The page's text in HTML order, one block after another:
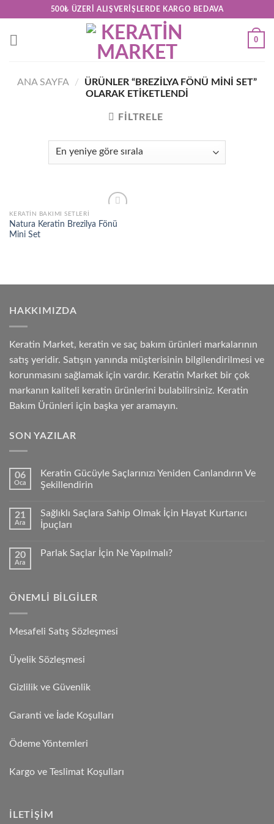
content
500₺ ÜZERI ALIŞVERIŞLERDE KARGO BEDAVA
0
ANA SAYFA /
ÜRÜNLER “BREZILYA FÖNÜ MINI SET”
OLARAK ETIKETLENDI
FILTRELE
Add to
wishlist
KERATİN BAKIMI SETLERİ
Natura Keratin Brezilya Fönü
Mini Set
HAKKIMIZDA
Keratin Market, keratin ve saç bakım ürünleri markalarının
satış yeridir. Satışın yanında müşterisinin bilgilendirilmesi ve
korunmasını sağlamak için vardır. Keratin Market bir çok
markanın kaliteli keratin ürünlerini bulabilirsiniz. Keratin
Bakım Ürünleri için başka yer aramayın.
SON YAZILAR
06
Oca
Keratin Gücüyle Saçlarınızı Yeniden Canlandırın Ve
Şekillendirin
21
Ara
Sağlıklı Saçlara Sahip Olmak İçin Hayat Kurtarıcı
İpuçları
20
Ara
Parlak Saçlar İçin Ne Yapılmalı?
ÖNEMLI BILGILER
Mesafeli Satış Sözleşmesi
Üyelik Sözleşmesi
Gizlilik ve Güvenlik
Garanti ve İade Koşulları
Ödeme Yöntemleri
Kargo ve Teslimat Koşulları
İLETIŞIM